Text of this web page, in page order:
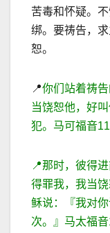
苦毒和怀疑。
绑。要祷告，
恕。
📍你们站着祷
当饶恕他，好
犯。马可福音11
📍那时，彼得
得罪我，我当
稣说：『我对
次。』马太福音